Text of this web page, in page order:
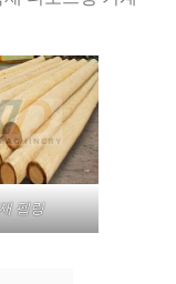
펠링